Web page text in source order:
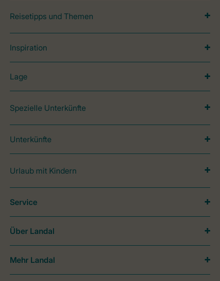
Reisetipps und Themen
Inspiration
Lage
Spezielle Unterkünfte
Unterkünfte
Urlaub mit Kindern
Service
Über Landal
Mehr Landal